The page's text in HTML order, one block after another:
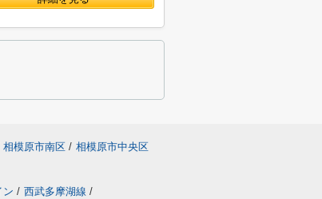
相模原市南区 / 相模原市中央区
ン / 西武多摩湖線 /